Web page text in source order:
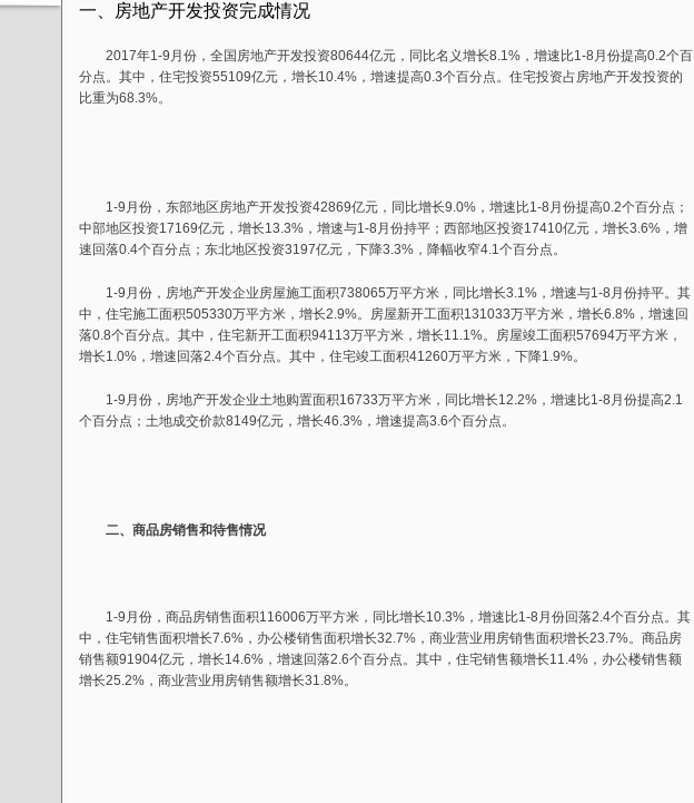
一、房地产开发投资完成情况
2017年1-9月份，全国房地产开发投资80644亿元，同比名义增长8.1%，增速比1-8月份提高0.2个百
分点。其中，住宅投资55109亿元，增长10.4%，增速提高0.3个百分点。住宅投资占房地产开发投资的
比重为68.3%。
1-9月份，东部地区房地产开发投资42869亿元，同比增长9.0%，增速比1-8月份提高0.2个百分点；
中部地区投资17169亿元，增长13.3%，增速与1-8月份持平；西部地区投资17410亿元，增长3.6%，增
速回落0.4个百分点；东北地区投资3197亿元，下降3.3%，降幅收窄4.1个百分点。
1-9月份，房地产开发企业房屋施工面积738065万平方米，同比增长3.1%，增速与1-8月份持平。其
中，住宅施工面积505330万平方米，增长2.9%。房屋新开工面积131033万平方米，增长6.8%，增速回
落0.8个百分点。其中，住宅新开工面积94113万平方米，增长11.1%。房屋竣工面积57694万平方米，
增长1.0%，增速回落2.4个百分点。其中，住宅竣工面积41260万平方米，下降1.9%。
1-9月份，房地产开发企业土地购置面积16733万平方米，同比增长12.2%，增速比1-8月份提高2.1
个百分点；土地成交价款8149亿元，增长46.3%，增速提高3.6个百分点。
二、商品房销售和待售情况
1-9月份，商品房销售面积116006万平方米，同比增长10.3%，增速比1-8月份回落2.4个百分点。其
中，住宅销售面积增长7.6%，办公楼销售面积增长32.7%，商业营业用房销售面积增长23.7%。商品房
销售额91904亿元，增长14.6%，增速回落2.6个百分点。其中，住宅销售额增长11.4%，办公楼销售额
增长25.2%，商业营业用房销售额增长31.8%。